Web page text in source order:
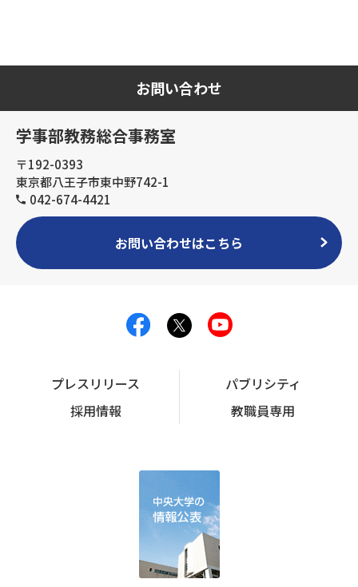
お問い合わせ
学事部教務総合事務室
〒192-0393
東京都八王子市東中野742-1
042-674-4421
お問い合わせはこちら
プレスリリース
パブリシティ
採用情報
教職員専用